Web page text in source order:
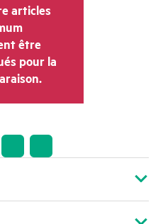
taxes sur la vente
Le prix de la
par le revendeur
à d’autres
indicatif affiché.
inclure des
limitées dans le
le droit d’ajuster
pour diverses
la disponibilité
et des erreurs
articles
être
pour la